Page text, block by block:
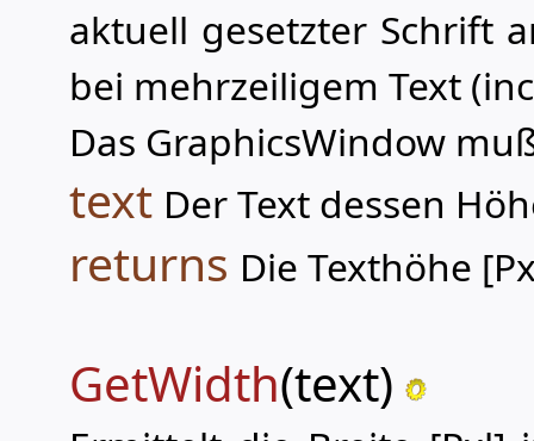
aktuell gesetzter Schrift
bei mehrzeiligem Text
Das GraphicsWindow
text Der Text dessen
returns Die Texthöhe
GetWidth(text)